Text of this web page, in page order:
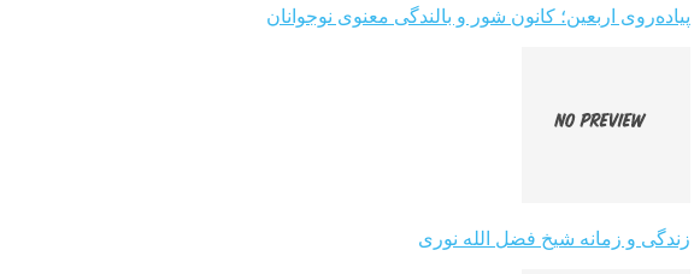
پیاده‌روی اربعین؛ کانون شور و بالندگی معنوی نوجوانان
زندگی و زمانه شیخ فضل الله نوری